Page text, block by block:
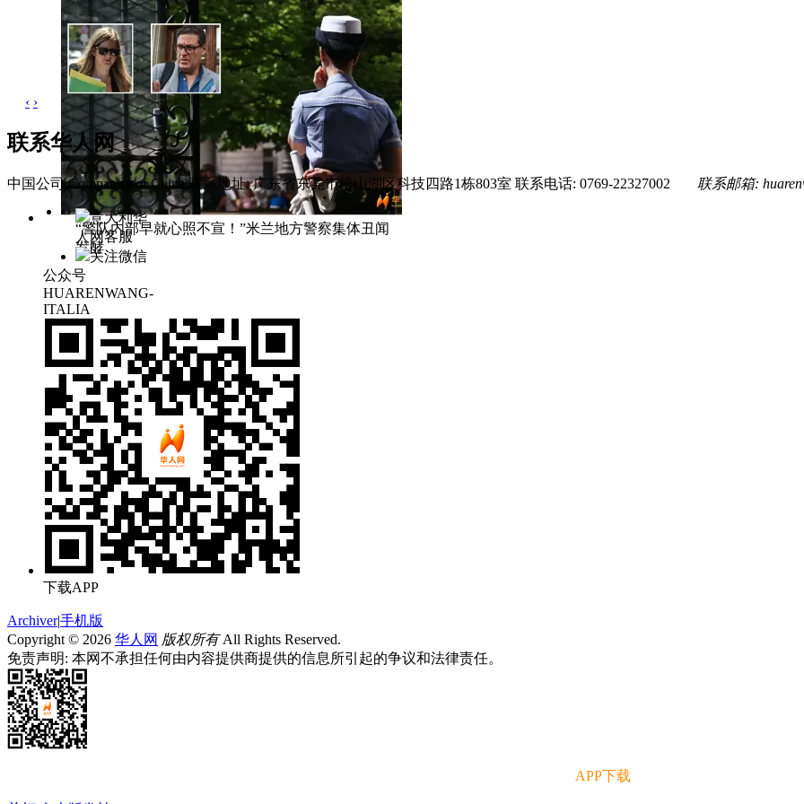
“警队内部早就心照不宣！”米兰地方警察集体丑闻
发酵
‹ ›
联系华人网
中国公司 Companies of China 联系地址: 广东省东莞市松山湖区科技四路1栋803室 联系电话: 0769-22327002 联系邮箱:
意大利华
人网客服
关注微信
公众号
HUARENWANG-
ITALIA
下载APP
Archiver|手机版
Copyright © 2026 华人网 版权所有All Rights Reserved.
免责声明: 本网不承担任何由内容提供商提供的信息所引起的争议和法律责任。
APP下载